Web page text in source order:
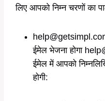
लिए आपको निम्न चरणों का
ईमेल भेजना होगा
ईमेल में आपको
होगी: